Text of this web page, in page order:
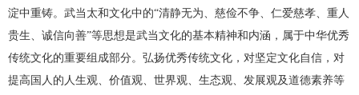
淀中重铸。武当太和文化中的“清静无为、慈俭不争、仁爱慈孝、重人
贵生、诚信向善”等思想是武当文化的基本精神和内涵，属于中华优秀
传统文化的重要组成部分。弘扬优秀传统文化，对坚定文化自信，对
提高国人的人生观、价值观、世界观、生态观、发展观及道德素养等